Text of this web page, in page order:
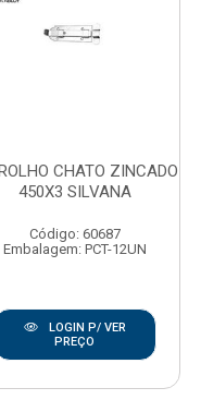
CHATO ZINCADO
450X3 SILVANA
Código: 60687
Embalagem: PCT-12UN
LOGIN P/ VER
PREÇO